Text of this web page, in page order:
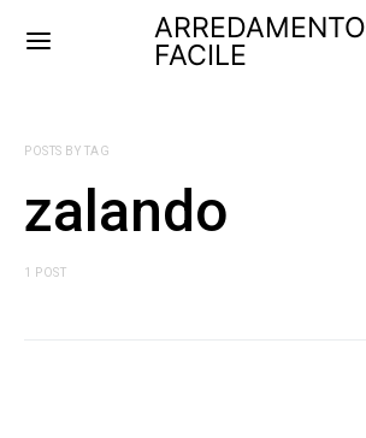
ARREDAMENTO
FACILE
POSTS BY TAG
zalando
1 POST